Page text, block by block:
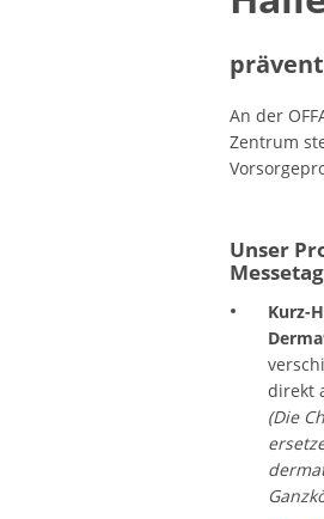
An der
Zentrum
Unser
Kurz-
direkt
(Die